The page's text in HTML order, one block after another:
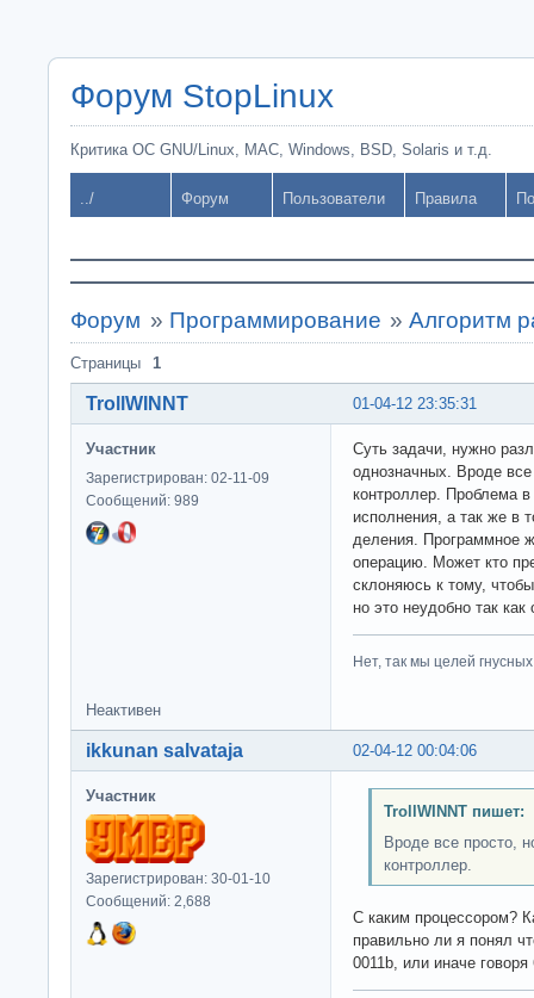
Форум StopLinux
Критика ОС GNU/Linux, MAC, Windows, BSD, Solaris и т.д.
../ Форум Пользователи Правила
Форум » Программирование »Алгоритм
Страницы 1
01-04-12 23:35:31
TrollWINNT
Участник
Зарегистрирован: 02-11-09
Сообщений: 989
Суть задачи, нужно
однозначных. Вроде
контроллер. Проблема
исполнения, а так же в
деления. Программное
операцию. Может кто
склоняюсь к тому,
но это неудобно так
Нет, так мы целей
Неактивен
02-04-12 00:04:06
ikkunan salvataja
Участник
Зарегистрирован: 30-01-10
Сообщений: 2,688
TrollWINNT пишет:
Вроде все просто,
контроллер.
С каким процессором?
правильно ли я понял
0011b, или иначе говоря